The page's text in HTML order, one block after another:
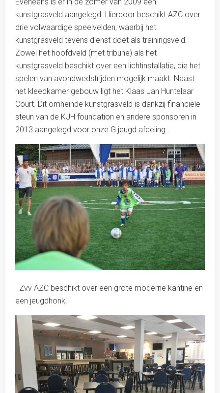
kunstgrasveld aangelegd. Hierdoor beschikt AZC over
drie volwaardige speelvelden, waarbij het
kunstgrasveld tevens dienst doet als trainingsveld.
Zowel het hoofdveld (met tribune) als het
kunstgrasveld beschikt over een lichtinstallatie, die het
spelen van avondwedstrijden mogelijk maakt. Naast
het kleedkamer gebouw ligt het Klaas Jan Huntelaar
Court. Dit omheinde kunstgrasveld is dankzij financiële
steun van de KJH foundation en andere sponsoren in
2013 aangelegd voor onze G jeugd afdeling.
Zvv AZC beschikt over een grote moderne kantine en
een jeugdhonk.